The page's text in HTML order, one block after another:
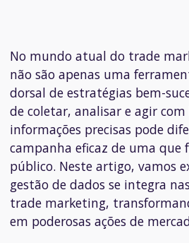
No mundo atual do trade
não são apenas uma
dorsal de estratégias bem-
de coletar, analisar e agir com
informações precisas pode
campanha eficaz de uma que
público. Neste artigo, vamos
gestão de dados se integra
trade marketing,
em poderosas ações de